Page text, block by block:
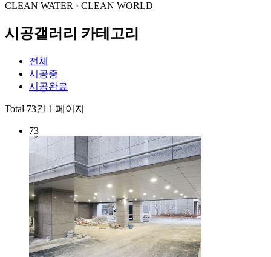
CLEAN WATER · CLEAN WORLD
시공갤러리 카테고리
전체
시공중
시공완료
Total 73건 1 페이지
73